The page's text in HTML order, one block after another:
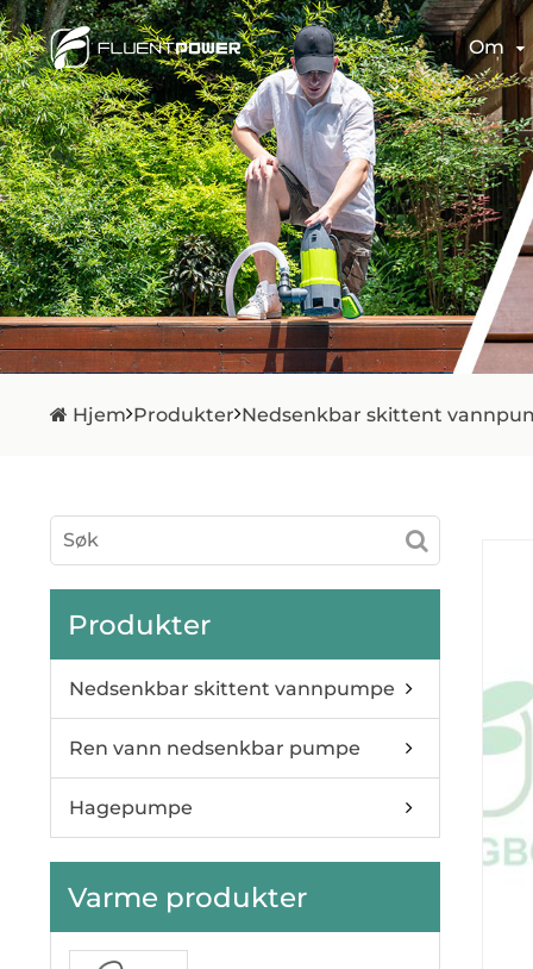
Om
Hjem Produkter Nedsenkbar skittent
Produkter
Nedsenkbar skittent vannpumpe
Ren vann nedsenkbar pumpe
Hagepumpe
Varme produkter